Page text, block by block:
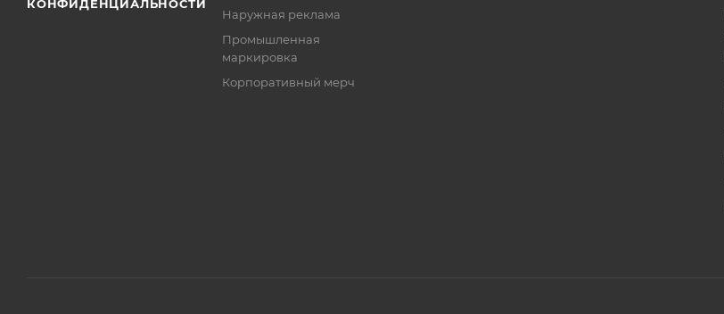
КОНФИДЕНЦИАЛЬНОСТИ
Наружная реклама
Промышленная
маркировка
Корпоративный мерч